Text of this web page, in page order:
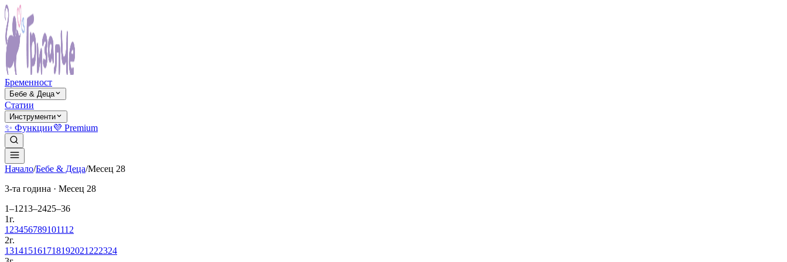
Бременност
Бебе & Деца
Статии
Инструменти
✨ Функции💜 Premium
Начало/Бебе & Деца/Месец 28
3-та година · Месец 28
1–1213–2425–36
1г.
1 23456789101112
2г.
131415161718192021 222324